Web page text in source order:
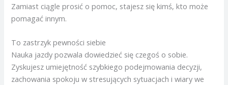
Zamiast ciągle prosić o pomoc, stajesz się kimś, kto może
pomagać innym.
To zastrzyk pewności siebie
Nauka jazdy pozwala dowiedzieć się czegoś o sobie.
Zyskujesz umiejętność szybkiego podejmowania decyzji,
zachowania spokoju w stresujących sytuacjach i wiary we